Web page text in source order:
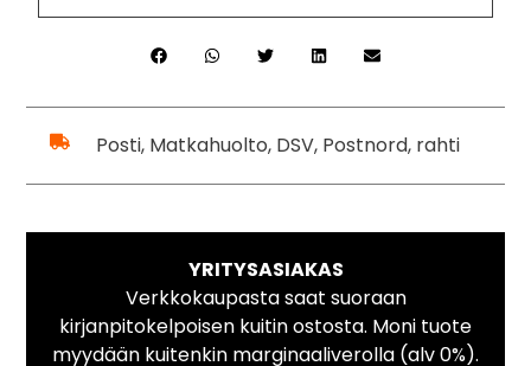
Posti, Matkahuolto, DSV, Postnord, rahti
YRITYSASIAKAS
Verkkokaupasta saat suoraan
kirjanpitokelpoisen kuitin ostosta. Moni tuote
myydään kuitenkin marginaaliverolla (alv 0%).